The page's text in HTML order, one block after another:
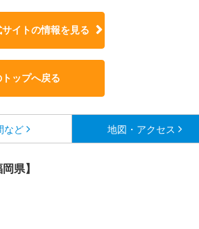
イトの情報を見る
ップへ戻る
など 地図・アクセス
県】